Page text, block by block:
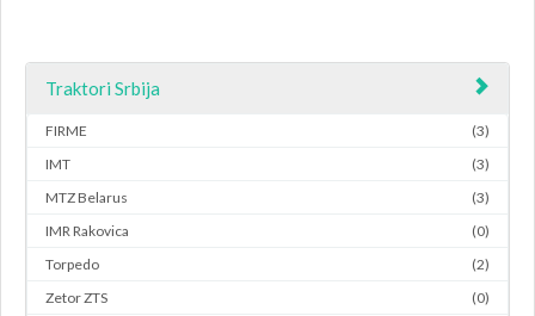
Traktori Srbija
FIRME
(3)
IMT
(3)
MTZ Belarus
(3)
IMR Rakovica
(0)
Torpedo
(2)
Zetor ZTS
(0)